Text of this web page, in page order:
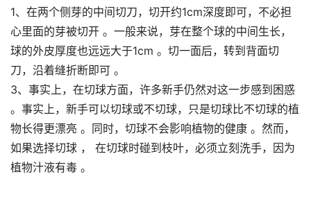
1、在两个侧芽的中间切刀，切开约1cm深度即可，不必担
心里面的芽被切开 。一般来说，芽在整个球的中间生长，
球的外皮厚度也远远大于1cm 。切一面后，转到背面切
刀，沿着缝折断即可 。
3、事实上，在切球方面，许多新手仍然对这一步感到困惑
。事实上，新手可以切球或不切球，只是切球比不切球的植
物长得更漂亮 。同时，切球不会影响植物的健康 。然而，
如果选择切球 ， 在切球时碰到枝叶，必须立刻洗手，因为
植物汁液有毒 。